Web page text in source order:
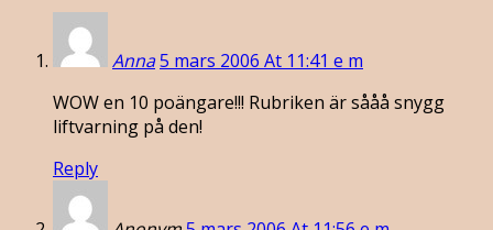
Anna5 mars 2006 At 11:41 e m
WOW en 10 poängare!!! Rubriken är sååå snygg
liftvarning på den!
Reply